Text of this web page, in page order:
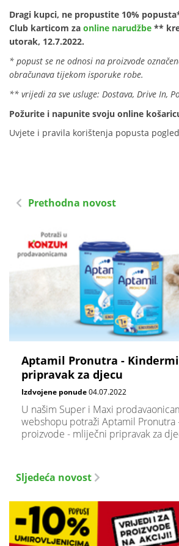
Dragi kupci, ne propustite 10%
Club karticom za online narudžbe **
utorak, 12.7.2022.
* popust se ne odnosi na proizvode
obračunava tijekom isporuke robe.
** vrijedi za sve usluge: Dostava, Drive In,
Požurite i napunite svoju online
Uvjete i pravila korištenja popusta
Prethodna novost
Aptamil Pronutra -
pripravak za djecu
Izdvojene ponude04.07.2022
U našim Super i Maxi
webshopu potraži Aptamil Pronutra
proizvode - mliječni pripravak za
Sljedeća novost